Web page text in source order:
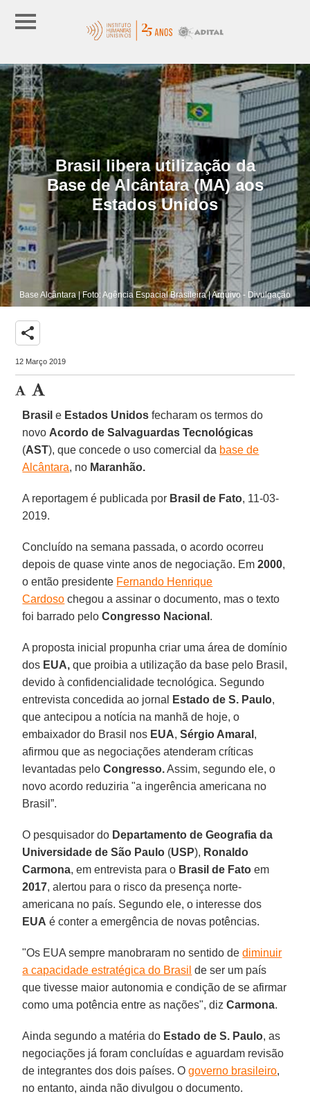
Brasil libera utilização da
Base de Alcântara (MA) aos
Estados Unidos
Base Alcântara | Foto: Agência Espacial Brasileira | Arquivo - Divulgação
share
12 Março 2019
Brasil e Estados Unidos fecharam os termos do
novo Acordo de Salvaguardas Tecnológicas
(AST), que concede o uso comercial da base de
Alcântara, no Maranhão.
A reportagem é publicada por Brasil de Fato, 11-03-
2019.
Concluído na semana passada, o acordo ocorreu
depois de quase vinte anos de negociação. Em2000,
o então presidente Fernando Henrique
Cardoso chegou a assinar o documento, mas o texto
foi barrado peloCongresso Nacional .
A proposta inicial propunha criar uma área de domínio
dos EUA, que proibia a utilização da base pelo Brasil,
devido à confidencialidade tecnológica. Segundo
entrevista concedida ao jornal
Estado de S. Paulo,
que antecipou a notícia na manhã de hoje, o
embaixador do Brasil nos EUA, Sérgio Amaral ,
afirmou que as negociações atenderam críticas
levantadas peloCongresso.Assim, segundo ele, o
novo acordo reduziria "a ingerência americana no
Brasil”.
O pesquisador do Departamento de Geografia da
Universidade de São Paulo (USP), Ronaldo
Carmona, em entrevista para o Brasil de Fato em
2017, alertou para o risco da presença norte-
americana no país. Segundo ele, o interesse dos
EUA é conter a emergência de novas potências.
"Os EUA sempre manobraram no sentido dediminuir
a capacidade estratégica do Brasil de ser um país
que tivesse maior autonomia e condição de se afirmar
como uma potência entre as nações", dizCarmona.
Ainda segundo a matéria do Estado de S. Paulo, as
negociações já foram concluídas e aguardam revisão
de integrantes dos dois países. Ogoverno brasileiro,
no entanto, ainda não divulgou o documento.